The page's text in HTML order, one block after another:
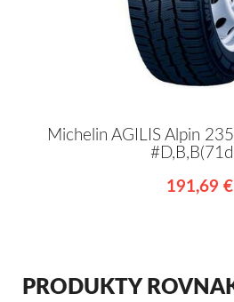
Michelin AGILIS Alpin
191,69 €
PRODUKTY